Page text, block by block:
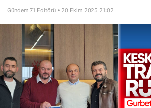
Gündem 71 Editörü • 20 Ekim 2025 21:02